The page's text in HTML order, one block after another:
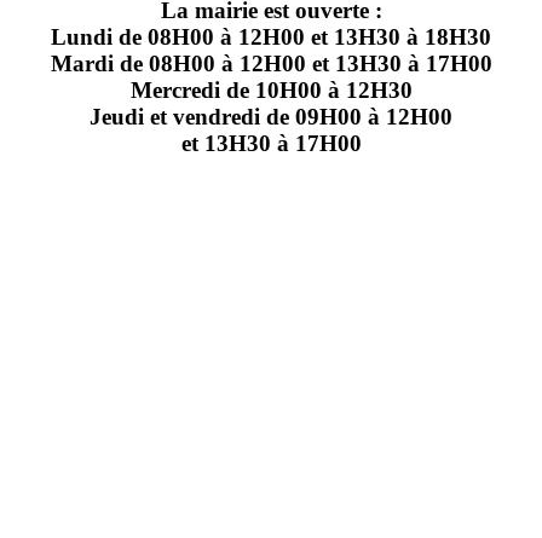
La mairie est ouverte :
Lundi de 08H00 à 12H00 et 13H30 à 18H30
Mardi de 08H00 à 12H00 et 13H30 à 17H00
Mercredi de 10H00 à 12H30
Jeudi et vendredi de 09H00 à 12H00
et 13H30 à 17H00